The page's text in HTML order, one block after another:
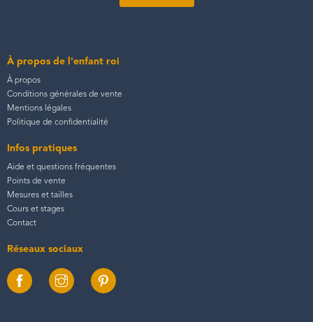
À propos de l'enfant roi
À propos
Conditions générales de vente
Mentions légales
Politique de confidentialité
Infos pratiques
Aide et questions fréquentes
Points de vente
Mesures et tailles
Cours et stages
Contact
Réseaux sociaux